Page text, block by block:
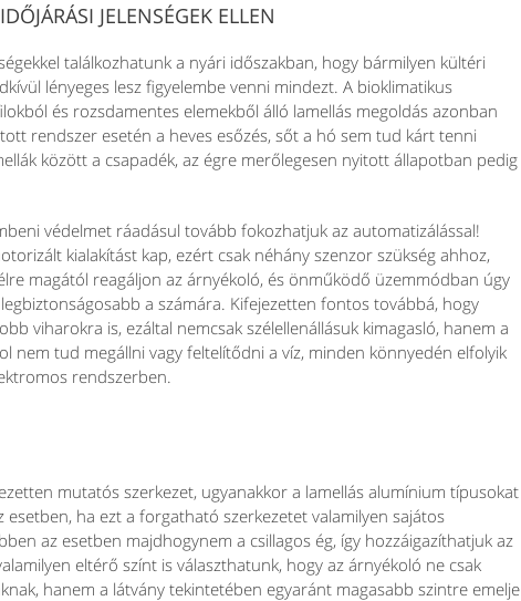
JELENSÉGEK ELLEN
találkozhatunk a nyári időszakban, hogy bármilyen kültéri
lényeges lesz figyelembe venni mindezt. A bioklimatikus
és rozsdamentes elemekből álló lamellás megoldás azonban
rendszer esetén a heves esőzés, sőt a hó sem tud kárt tenni
között a csapadék, az égre merőlegesen nyitott állapotban pedig
védelmet ráadásul tovább fokozhatjuk az automatizálással!
kialakítást kap, ezért csak néhány szenzor szükség ahhoz,
magától reagáljon az árnyékoló, és önműködő üzemmódban úgy
a számára. Kifejezetten fontos továbbá, hogy
viharokra is, ezáltal nemcsak szélellenállásuk kimagasló, hanem a
nem tud megállni vagy feltelítődni a víz, minden könnyedén elfolyik
rendszerben.
mutatós szerkezet, ugyanakkor a lamellás alumínium típusokat
ha ezt a forgatható szerkezetet valamilyen sajátos
az esetben majdhogynem a csillagos ég, így hozzáigazíthatjuk az
eltérő színt is választhatunk, hogy az árnyékoló ne csak
hanem a látvány tekintetében egyaránt magasabb szintre emelje